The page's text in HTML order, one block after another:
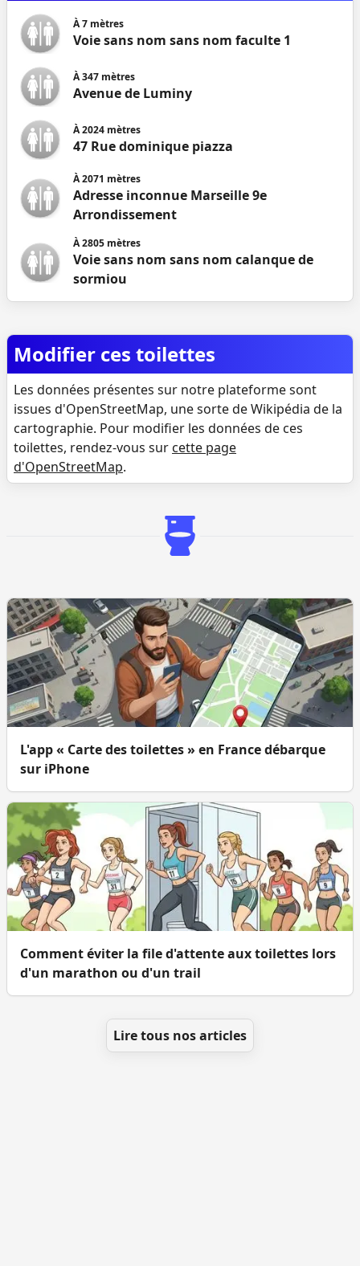
À7 mètres
Voie sans nom sans nom faculte 1
À347 mètres
Avenue de Luminy
À2024 mètres
47 Rue dominique piazza
À2071 mètres
Adresse inconnue Marseille 9e
Arrondissement
À2805 mètres
Voie sans nom sans nom calanque de
sormiou
Modifier ces toilettes
Les données présentes sur notre plateforme sont
issues d'OpenStreetMap, une sorte de Wikipédia de la
cartographie. Pour modifier les données de ces
toilettes, rendez-vous sur cette page
d'OpenStreetMap.
L'app « Carte des toilettes » en France débarque
sur iPhone
Comment éviter la file d'attente aux toilettes lors
d'un marathon ou d'un trail
Lire tous nos articles